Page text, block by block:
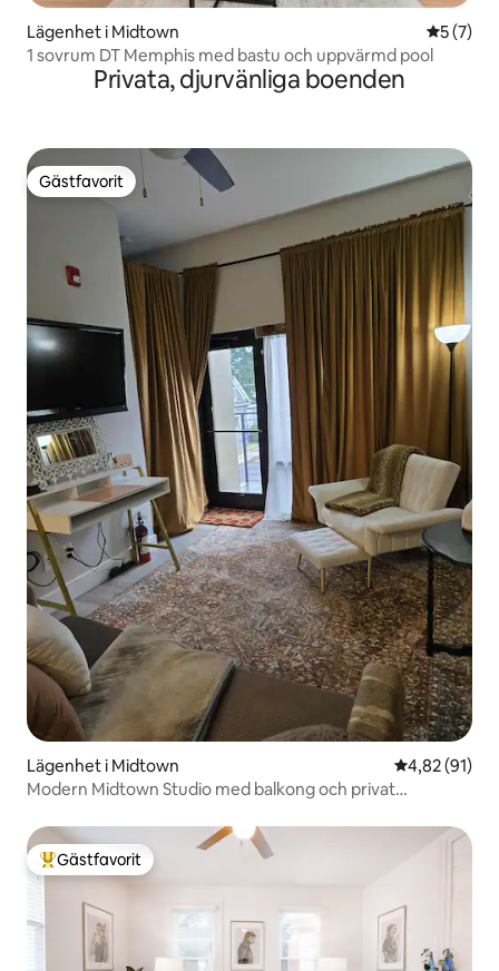
Lägenhet i Midtown 5 av 5 i
5 (7)
1 sovrum DT Memphis med bastu och uppvärmd pool
Privata, djurvänliga boenden
Gästfavorit
Gästfavorit
Lägenhet i Midtown 4,82 av 5 i
4,82 (91)
Modern Midtown Studio med balkong och privat
Populär gästfavorit
Gästfavorit